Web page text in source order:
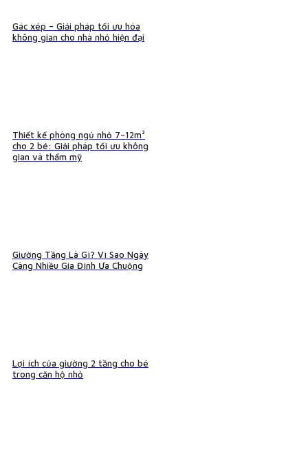
Gác xép – Giải pháp tối ưu hóa
không gian cho nhà nhỏ hiện đại
Thiết kế phòng ngủ nhỏ 7–12m²
cho 2 bé: Giải pháp tối ưu không
gian và thẩm mỹ
Giường Tầng Là Gì? Vì Sao Ngày
Càng Nhiều Gia Đình Ưa Chuộng
Lợi ích của giường 2 tầng cho bé
trong căn hộ nhỏ